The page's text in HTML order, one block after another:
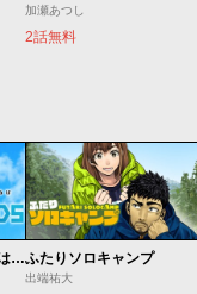
加瀬あつし
2話無料
魔法少女リリカルなのは EXCEEDSふたりソロキャンプ
出端祐大